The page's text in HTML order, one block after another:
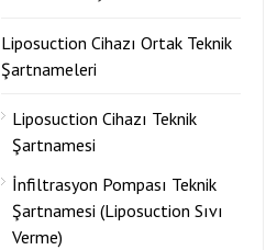
Liposuction Cihazı Ortak Teknik
Şartnameleri
Liposuction Cihazı Teknik
Şartnamesi
İnfiltrasyon Pompası Teknik
Şartnamesi (Liposuction Sıvı
Verme)